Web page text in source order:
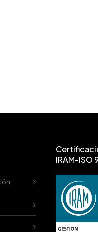
IRAM-ISO